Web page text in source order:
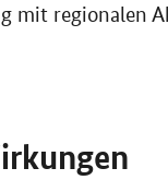
mit regionalen